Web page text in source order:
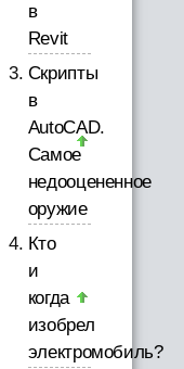
в
Revit
Скрипты
в
AutoCAD.
Самое
недооцененное
оружие
Кто
и
когда
изобрел
электромобиль?